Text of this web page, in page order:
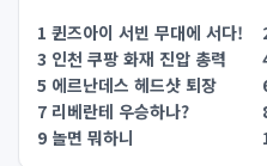
1 퀸즈아이 서빈 무대에 서다!
3 인천 쿠팡 화재 진압 총력
5 에르난데스 헤드샷 퇴장
7 리베란테 우승하나?
9 놀면 뭐하니